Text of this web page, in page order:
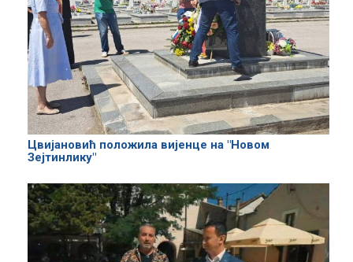
Цвијановић положила вијенце на "Новом
Зејтинлику"